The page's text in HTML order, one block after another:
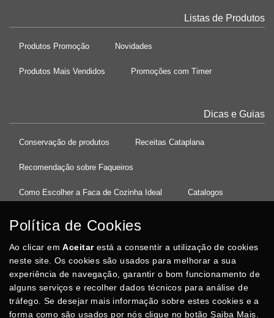
Listas de Produtos
Produtos Promoção Novidades
Produtos Mais Vendidos Promoções com Timer
Dicas e Guias
Conservação de produtos Receitas Cataplana
Recomendação sobre Faqueiros
Como Escolher a Faca de Cozinha Ideal Catalogos
37°08'27.5"N 8°32'13.9"W
Posso Ajudar?
Política de Cookies
Ao clicar emAceitarestá a consentir a utilização de cookies
neste site. Os cookies são usados para melhorar a sua
experiência de navegação, garantir o bom funcionamento de
alguns serviços e recolher dados técnicos para análise de
tráfego. Se desejar mais informação sobre estes cookies e a
forma como são usados por nós clique no botão Saiba Mais.